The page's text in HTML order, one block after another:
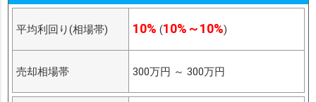
平均利回り(相場帯) 10% (10%～10%)
売却相場帯 300万円 ～ 300万円